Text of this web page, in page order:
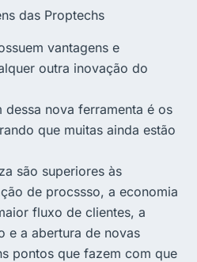
das Proptechs
vantagens e
outra inovação do
nova ferramenta é os
que muitas ainda estão
são superiores às
de procssso, a economia
fluxo de clientes, a
e a abertura de novas
pontos que fazem com que